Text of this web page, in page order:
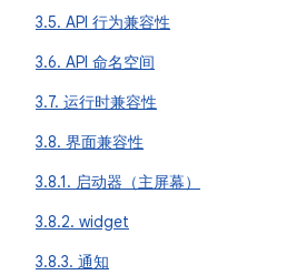
3.5. API 行为兼容性
3.6. API 命名空间
3.7. 运行时兼容性
3.8. 界面兼容性
3.8.1. 启动器（主屏幕）
3.8.2. widget
3.8.3. 通知